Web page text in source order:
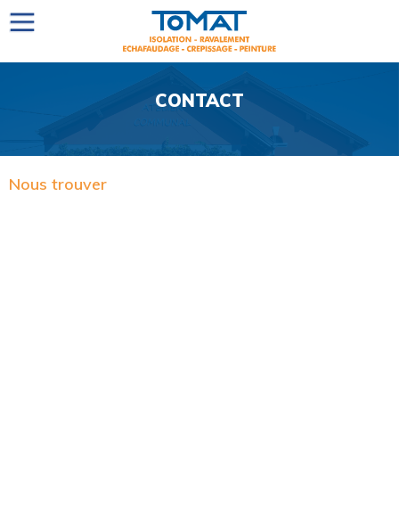
CONTACT
Nous trouver